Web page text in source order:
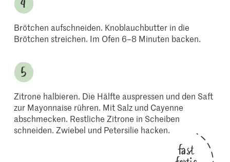
Brötchen aufschneiden. Knoblauchbutter in die
Brötchen streichen. Im Ofen 6–8 Minuten backen.
Zitrone halbieren. Die Hälfte auspressen und den Saft
zur Mayonnaise rühren. Mit Salz und Cayenne
abschmecken. Restliche Zitrone in Scheiben
schneiden. Zwiebel und Petersilie hacken.
fast